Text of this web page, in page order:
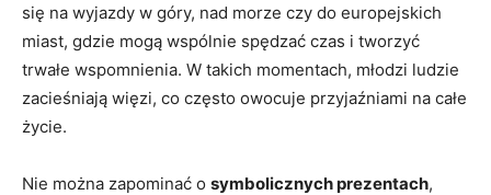
się⁤ na wyjazdy w góry, nad morze czy do europejskich
miast, gdzie mogą wspólnie⁢ spędzać czas i tworzyć
trwałe wspomnienia. W⁣ takich momentach, młodzi ludzie
zacieśniają ⁢więzi,​ co ⁤często owocuje przyjaźniami ​na całe
życie.
Nie można zapominać o symbolicznych prezentach,